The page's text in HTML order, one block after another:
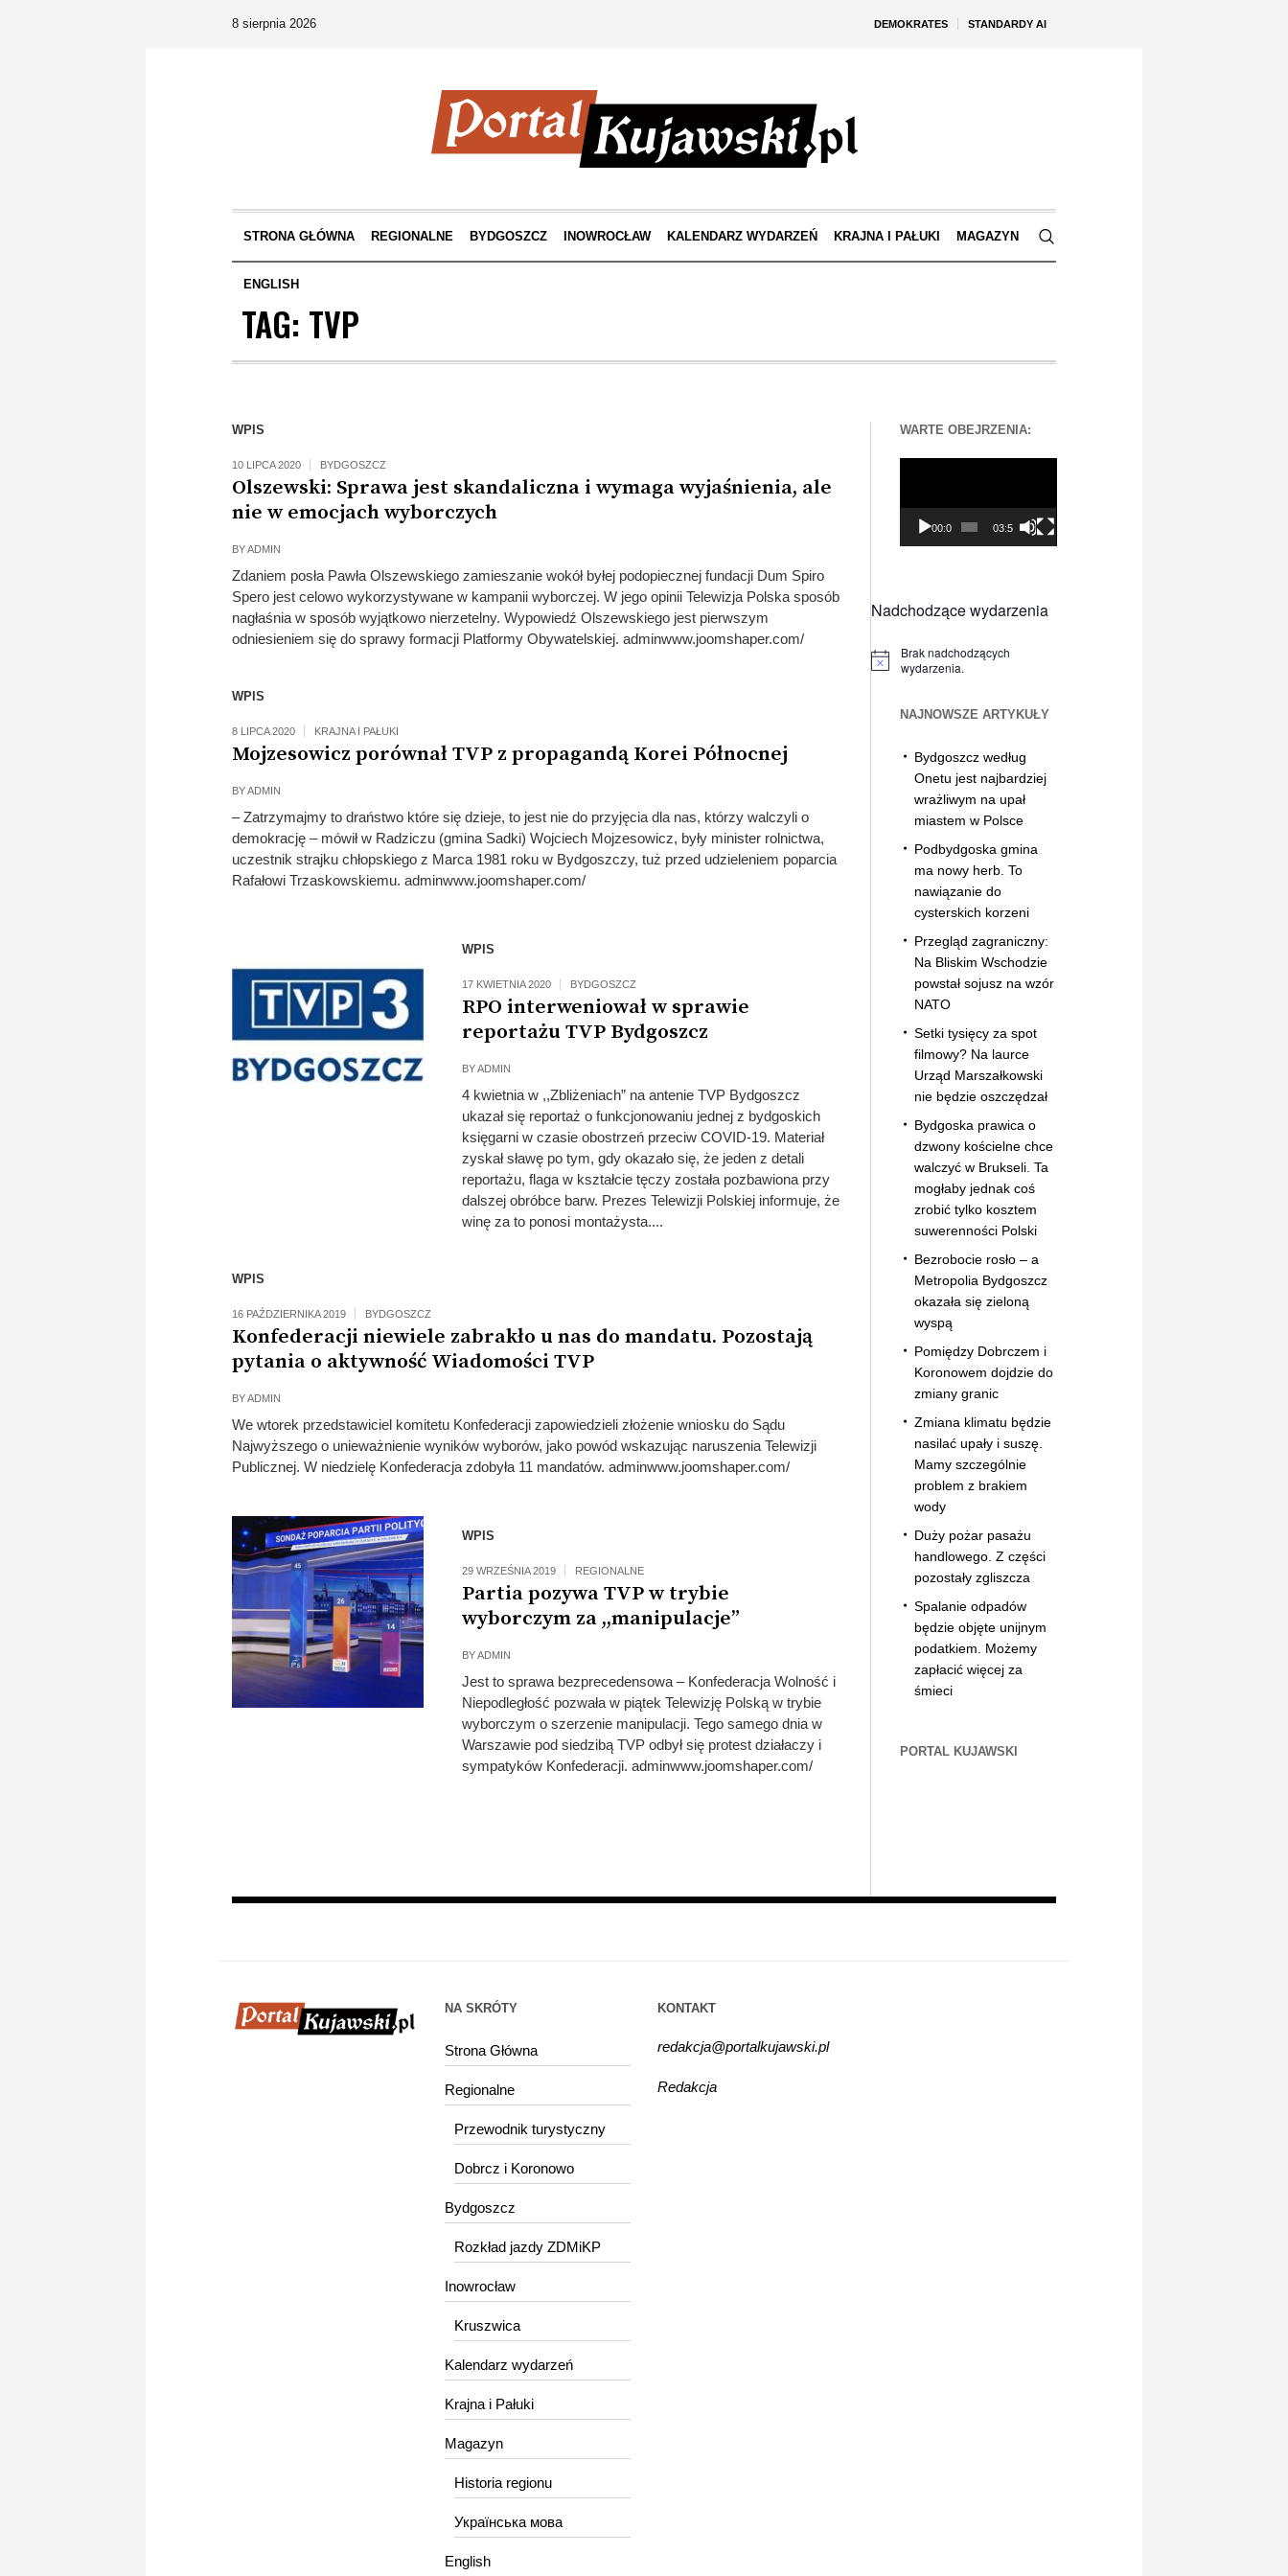
DEMOKRATES STANDARDY AI
8 sierpnia 2026
STRONA GŁÓWNA REGIONALNE BYDGOSZCZ INOWROCŁAW KALENDARZ WYDARZEŃ KRAJNA I PAŁUKI MAGAZYN
ENGLISH
TAG: TVP
WPIS
10 LIPCA 2020 BYDGOSZCZ
Olszewski: Sprawa jest skandaliczna i wymaga wyjaśnienia, ale
nie w emocjach wyborczych
BYADMIN
Zdaniem posła Pawła Olszewskiego zamieszanie wokół byłej podopiecznej fundacji Dum Spiro
Spero jest celowo wykorzystywane w kampanii wyborczej. W jego opinii Telewizja Polska sposób
nagłaśnia w sposób wyjątkowo nierzetelny. Wypowiedź Olszewskiego jest pierwszym
odniesieniem się do sprawy formacji Platformy Obywatelskiej. adminwww.joomshaper.com/
WPIS
8 LIPCA 2020 KRAJNA I PAŁUKI
Mojzesowicz porównał TVP z propagandą Korei Północnej
BYADMIN
– Zatrzymajmy to draństwo które się dzieje, to jest nie do przyjęcia dla nas, którzy walczyli o
demokrację – mówił w Radziczu (gmina Sadki) Wojciech Mojzesowicz, były minister rolnictwa,
uczestnik strajku chłopskiego z Marca 1981 roku w Bydgoszczy, tuż przed udzieleniem poparcia
Rafałowi Trzaskowskiemu. adminwww.joomshaper.com/
WPIS
17 KWIETNIA 2020 BYDGOSZCZ
RPO interweniował w sprawie
reportażu TVP Bydgoszcz
BYADMIN
4 kwietnia w ,,Zbliżeniach” na antenie TVP Bydgoszcz
ukazał się reportaż o funkcjonowaniu jednej z bydgoskich
księgarni w czasie obostrzeń przeciw COVID-19. Materiał
zyskał sławę po tym, gdy okazało się, że jeden z detali
reportażu, flaga w kształcie tęczy została pozbawiona przy
dalszej obróbce barw. Prezes Telewizji Polskiej informuje, że
winę za to ponosi montażysta....
WPIS
16 PAŹDZIERNIKA 2019 BYDGOSZCZ
Konfederacji niewiele zabrakło u nas do mandatu. Pozostają
pytania o aktywność Wiadomości TVP
BYADMIN
We wtorek przedstawiciel komitetu Konfederacji zapowiedzieli złożenie wniosku do Sądu
Najwyższego o unieważnienie wyników wyborów, jako powód wskazując naruszenia Telewizji
Publicznej. W niedzielę Konfederacja zdobyła 11 mandatów. adminwww.joomshaper.com/
WPIS
29 WRZEŚNIA 2019 REGIONALNE
Partia pozywa TVP w trybie
wyborczym za ,,manipulacje”
BYADMIN
Jest to sprawa bezprecedensowa – Konfederacja Wolność i
Niepodległość pozwała w piątek Telewizję Polską w trybie
wyborczym o szerzenie manipulacji. Tego samego dnia w
Warszawie pod siedzibą TVP odbył się protest działaczy i
sympatyków Konfederacji. adminwww.joomshaper.com/
WARTE OBEJRZENIA:
00:00 03:56
Nadchodzące wydarzenia
Powiadomienie
Brak nadchodzących
wydarzenia.
NAJNOWSZE ARTYKUŁY
Bydgoszcz według
Onetu jest najbardziej
wrażliwym na upał
miastem w Polsce
Podbydgoska gmina
ma nowy herb. To
nawiązanie do
cysterskich korzeni
Przegląd zagraniczny:
Na Bliskim Wschodzie
powstał sojusz na wzór
NATO
Setki tysięcy za spot
filmowy? Na laurce
Urząd Marszałkowski
nie będzie oszczędzał
Bydgoska prawica o
dzwony kościelne chce
walczyć w Brukseli. Ta
mogłaby jednak coś
zrobić tylko kosztem
suwerenności Polski
Bezrobocie rosło – a
Metropolia Bydgoszcz
okazała się zieloną
wyspą
Pomiędzy Dobrczem i
Koronowem dojdzie do
zmiany granic
Zmiana klimatu będzie
nasilać upały i suszę.
Mamy szczególnie
problem z brakiem
wody
Duży pożar pasażu
handlowego. Z części
pozostały zgliszcza
Spalanie odpadów
będzie objęte unijnym
podatkiem. Możemy
zapłacić więcej za
śmieci
PORTAL KUJAWSKI
NA SKRÓTY
Strona Główna
Regionalne
Przewodnik turystyczny
Dobrcz i Koronowo
Bydgoszcz
Rozkład jazdy ZDMiKP
Inowrocław
Kruszwica
Kalendarz wydarzeń
Krajna i Pałuki
Magazyn
Historia regionu
Українська мова
English
KONTAKT
redakcja@portalkujawski.pl
Redakcja